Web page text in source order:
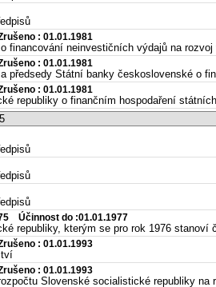
: 01.01.1981
financování neinvestičních výdajů na
: 01.01.1981
předsedy Státní banky československé o
: 01.01.1981
republiky o finančním hospodaření
Účinnost do :01.01.1977
republiky, kterým se pro rok 1976
: 01.01.1993
: 01.01.1993
Slovenské socialistické republiky na